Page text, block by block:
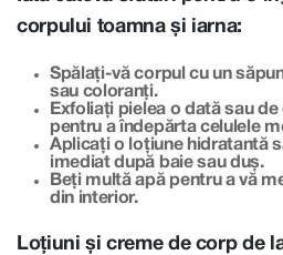
corpului toamna și iarna:
Spălați-vă corpul cu un
sau coloranți.
Exfoliați pielea o dată sau
pentru a îndepărta celulele
Aplicați o loțiune hidratantă
imediat după baie sau duș.
Beți multă apă pentru a vă
din interior.
Loțiuni și creme de corp de